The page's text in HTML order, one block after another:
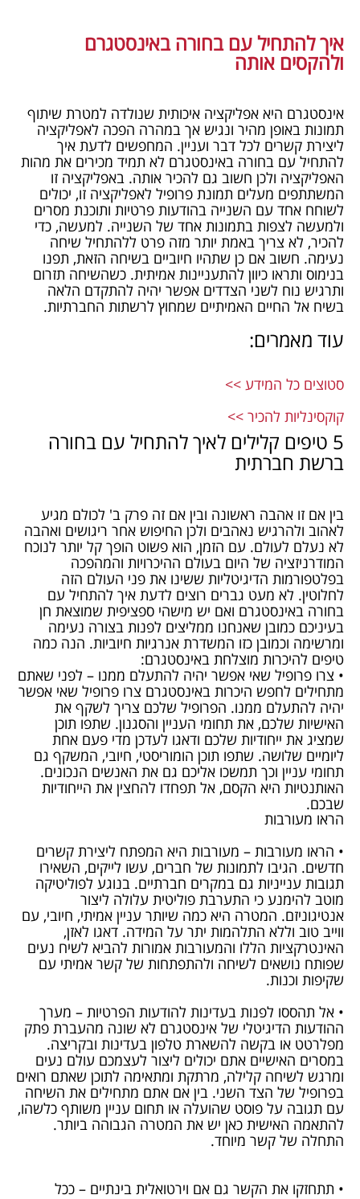
איך להתחיל עם בחורה באינסטגרם
ולהקסים אותה
אינסטגרם היא אפליקציה איכותית שנולדה למטרת שיתוף
תמונות באופן מהיר ונגיש אך במהרה הפכה לאפליקציה
ליצירת קשרים לכל דבר ועניין. המחפשים לדעת איך
להתחיל עם בחורה באינסטגרם לא תמיד מכירים את מהות
האפליקציה ולכן חשוב גם להכיר אותה. באפליקציה זו
המשתתפים מעלים תמונת פרופיל לאפליקציה זו, יכולים
לשוחח אחד עם השנייה בהודעות פרטיות ותוכנת מסרים
ולמעשה לצפות בתמונות אחד של השנייה. למעשה, כדי
להכיר, לא צריך באמת יותר מזה פרט ללהתחיל שיחה
נעימה. חשוב אם כן שתהיו חיוביים בשיחה הזאת, תפנו
בנימוס ותראו כיוון להתעניינות אמיתית. כשהשיחה תזרום
ותרגיש נוח לשני הצדדים אפשר יהיה להתקדם הלאה
בשיח אל החיים האמיתיים שמחוץ לרשתות החברתיות.
עוד מאמרים:
סטוצים כל המידע >>
קוקסינליות להכיר >>
5 טיפים קלילים לאיך להתחיל עם בחורה
ברשת חברתית
בין אם זו אהבה ראשונה ובין אם זה פרק ב' לכולם מגיע
לאהוב ולהרגיש נאהבים ולכן החיפוש אחר ריגושים ואהבה
לא נעלם לעולם. עם הזמן, הוא פשוט הופך קל יותר לנוכח
המודרניזציה של היום בעולם ההיכרויות והמהפכה
בפלטפורמות הדיגיטליות ששינו את פני העולם הזה
לחלוטין. לא מעט גברים רוצים לדעת איך להתחיל עם
בחורה באינסטגרם ואם יש מישהי ספציפית שמוצאת חן
בעיניכם כמובן שאנחנו ממליצים לפנות בצורה נעימה
ומרשימה וכמובן כזו המשדרת אנרגיות חיוביות. הנה כמה
טיפים להיכרות מוצלחת באינסטגרם:
• צרו פרופיל שאי אפשר יהיה להתעלם ממנו – לפני שאתם
מתחילים לחפש היכרות באינסטגרם צרו פרופיל שאי אפשר
יהיה להתעלם ממנו. הפרופיל שלכם צריך לשקף את
האישיות שלכם, את תחומי העניין והסגנון. שתפו תוכן
שמציג את ייחודיות שלכם ודאגו לעדכן מדי פעם אחת
ליומיים שלושה. שתפו תוכן הומוריסטי, חיובי, המשקף גם
תחומי עניין וכך תמשכו אליכם גם את האנשים הנכונים.
האותנטיות היא הקסם, אל תפחדו להחצין את הייחודיות
שבכם.
הראו מעורבות
• הראו מעורבות – מעורבות היא המפתח ליצירת קשרים
חדשים. הגיבו לתמונות של חברים, עשו לייקים, השאירו
תגובות ענייניות גם במקרים חברתיים. בנוגע לפוליטיקה
מוטב להימנע כי התערבת פוליטית עלולה ליצור
אנטיגוניזם. המטרה היא כמה שיותר עניין אמיתי, חיובי, עם
ווייב טוב וללא התלהמות יתר על המידה. דאגו לאזן,
האינטרקציות הללו והמעורבות אמורות להביא לשיח נעים
שפותח נושאים לשיחה ולהתפתחות של קשר אמיתי עם
שקיפות וכנות.
• אל תהססו לפנות בעדינות להודעות הפרטיות – מערך
ההודעות הדיגיטלי של אינסטגרם לא שונה מהעברת פתק
מפלרטט או בקשה להשארת טלפון בעדינות ובקריצה.
במסרים האישיים אתם יכולים ליצור לעצמכם עולם נעים
ומרגש לשיחה קלילה, מרתקת ומתאימה לתוכן שאתם רואים
בפרופיל של הצד השני. בין אם אתם מתחילים את השיחה
עם תגובה על פוסט שהועלה או תחום עניין משותף כלשהו,
להתאמה האישית כאן יש את המטרה הגבוהה ביותר.
התחלה של קשר מיוחד.
• תתחזקו את הקשר גם אם וירטואלית בינתיים – ככל